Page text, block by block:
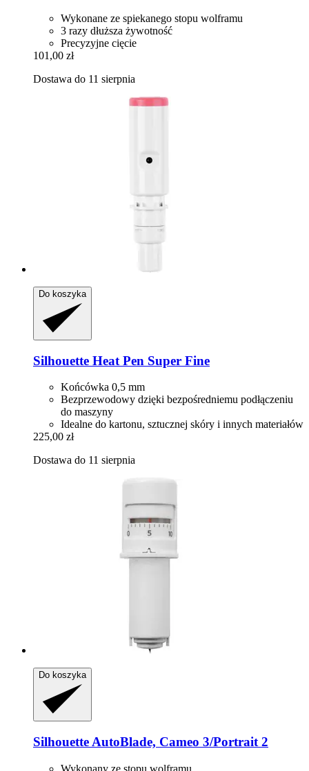
Wykonane ze spiekanego stopu wolframu
3 razy dłuższa żywotność
Precyzyjne cięcie
101,00 zł
Dostawa do 11 sierpnia
Do koszyka
Silhouette Heat Pen Super Fine
Końcówka 0,5 mm
Bezprzewodowy dzięki bezpośredniemu podłączeniu
do maszyny
Idealne do kartonu, sztucznej skóry i innych materiałów
225,00 zł
Dostawa do 11 sierpnia
Do koszyka
Silhouette AutoBlade, Cameo 3/Portrait 2
Wykonany ze stopu wolframu